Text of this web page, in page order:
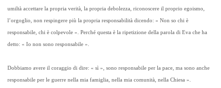
umiltà accettare la propria verità, la propria debolezza, riconoscere il proprio egoismo,
l’orgoglio, non respingere più la propria responsabilità dicendo: « Non so chi è
responsabile, chi è colpevole ». Perché questa è la ripetizione della parola di Eva che ha
detto: « Io non sono responsabile ».
Dobbiamo avere il coraggio di dire: « sì », sono responsabile per la pace, ma sono anche
responsabile per le guerre nella mia famiglia, nella mia comunità, nella Chiesa ».